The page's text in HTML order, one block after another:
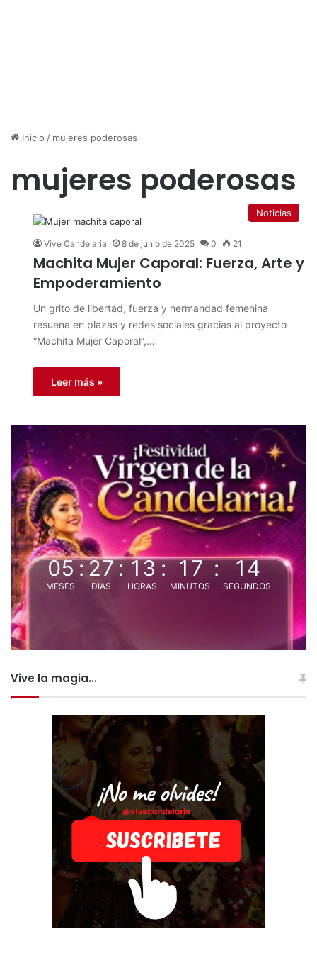
Inicio / mujeres poderosas
mujeres poderosas
Noticias
Vive Candelaria 8 de junio de 2025 0 21
Machita Mujer Caporal: Fuerza, Arte y
Empoderamiento
Un grito de libertad, fuerza y hermandad femenina
resuena en plazas y redes sociales gracias al proyecto
“Machita Mujer Caporal”,…
Leer más »
05
MESES
:27
DIAS
:13
HORAS
: 17
MINUTOS
: 14
SEGUNDOS
Vive la magia...